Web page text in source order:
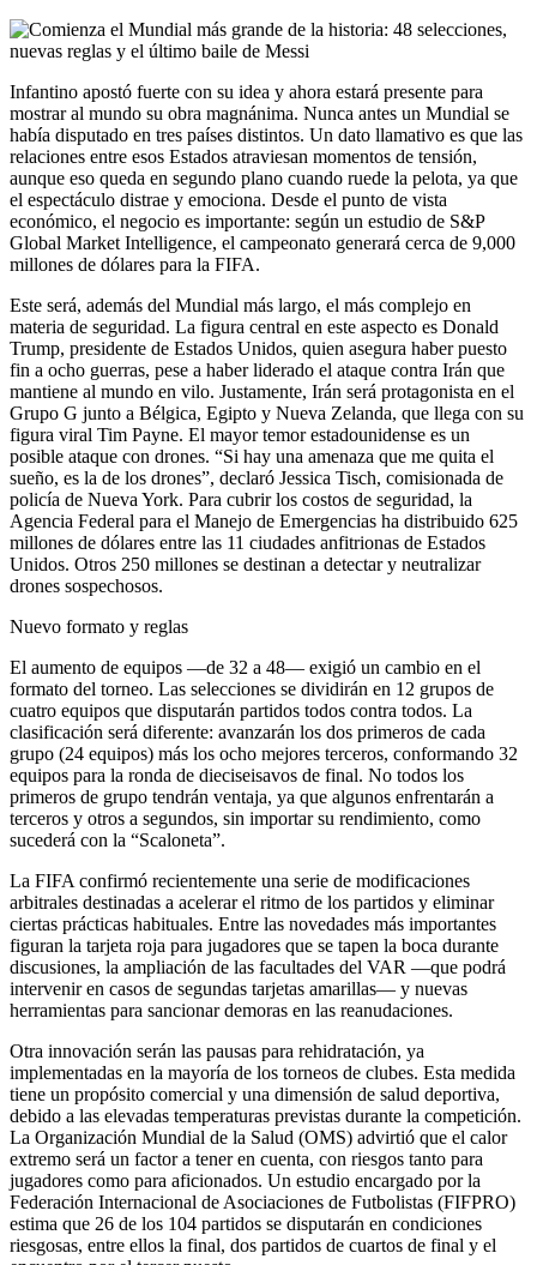
Infantino apostó fuerte con su idea y ahora estará presente para
mostrar al mundo su obra magnánima. Nunca antes un Mundial se
había disputado en tres países distintos. Un dato llamativo es que las
relaciones entre esos Estados atraviesan momentos de tensión,
aunque eso queda en segundo plano cuando ruede la pelota, ya que
el espectáculo distrae y emociona. Desde el punto de vista
económico, el negocio es importante: según un estudio de S&P
Global Market Intelligence, el campeonato generará cerca de 9,000
millones de dólares para la FIFA.
Este será, además del Mundial más largo, el más complejo en
materia de seguridad. La figura central en este aspecto es Donald
Trump, presidente de Estados Unidos, quien asegura haber puesto
fin a ocho guerras, pese a haber liderado el ataque contra Irán que
mantiene al mundo en vilo. Justamente, Irán será protagonista en el
Grupo G junto a Bélgica, Egipto y Nueva Zelanda, que llega con su
figura viral Tim Payne. El mayor temor estadounidense es un
posible ataque con drones. “Si hay una amenaza que me quita el
sueño, es la de los drones”, declaró Jessica Tisch, comisionada de
policía de Nueva York. Para cubrir los costos de seguridad, la
Agencia Federal para el Manejo de Emergencias ha distribuido 625
millones de dólares entre las 11 ciudades anfitrionas de Estados
Unidos. Otros 250 millones se destinan a detectar y neutralizar
drones sospechosos.
Nuevo formato y reglas
El aumento de equipos —de 32 a 48— exigió un cambio en el
formato del torneo. Las selecciones se dividirán en 12 grupos de
cuatro equipos que disputarán partidos todos contra todos. La
clasificación será diferente: avanzarán los dos primeros de cada
grupo (24 equipos) más los ocho mejores terceros, conformando 32
equipos para la ronda de dieciseisavos de final. No todos los
primeros de grupo tendrán ventaja, ya que algunos enfrentarán a
terceros y otros a segundos, sin importar su rendimiento, como
sucederá con la “Scaloneta”.
La FIFA confirmó recientemente una serie de modificaciones
arbitrales destinadas a acelerar el ritmo de los partidos y eliminar
ciertas prácticas habituales. Entre las novedades más importantes
figuran la tarjeta roja para jugadores que se tapen la boca durante
discusiones, la ampliación de las facultades del VAR —que podrá
intervenir en casos de segundas tarjetas amarillas— y nuevas
herramientas para sancionar demoras en las reanudaciones.
Otra innovación serán las pausas para rehidratación, ya
implementadas en la mayoría de los torneos de clubes. Esta medida
tiene un propósito comercial y una dimensión de salud deportiva,
debido a las elevadas temperaturas previstas durante la competición.
La Organización Mundial de la Salud (OMS) advirtió que el calor
extremo será un factor a tener en cuenta, con riesgos tanto para
jugadores como para aficionados. Un estudio encargado por la
Federación Internacional de Asociaciones de Futbolistas (FIFPRO)
estima que 26 de los 104 partidos se disputarán en condiciones
riesgosas, entre ellos la final, dos partidos de cuartos de final y el